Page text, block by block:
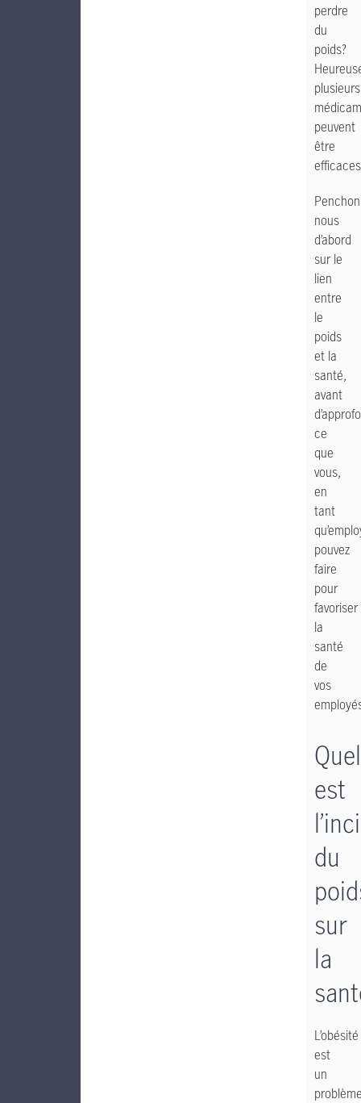
perdre
du
poids?
plusieurs
peuvent
être
nous
d’abord
sur le
lien
entre
le
poids
et la
santé,
avant
ce
que
vous,
en
tant
pouvez
faire
pour
favoriser
la
santé
de
vos
est
du
sur
la
L’obésité
est
un